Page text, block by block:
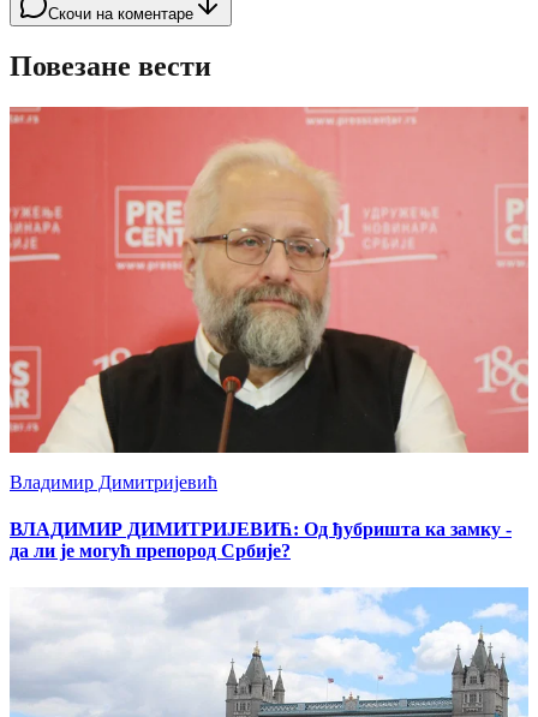
Скочи на коментаре
Повезане вести
Владимир Димитријевић
ВЛАДИМИР ДИМИТРИЈЕВИЋ: Од ђубришта ка замку -
да ли је могућ препород Србије?